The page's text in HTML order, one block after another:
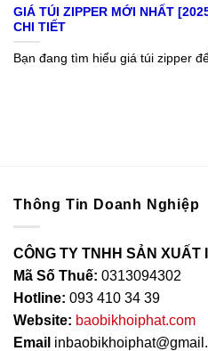
GIÁ TÚI ZIPPER MỚI NHẤT
CHI TIẾT
Bạn đang tìm hiểu giá túi zipper
Thông Tin Doanh Nghiệp
CÔNG TY TNHH SẢN
Mã Số Thuế: 0313094302
Hotline: 093 410 34 39
Website: baobikhoiphat.com
Email